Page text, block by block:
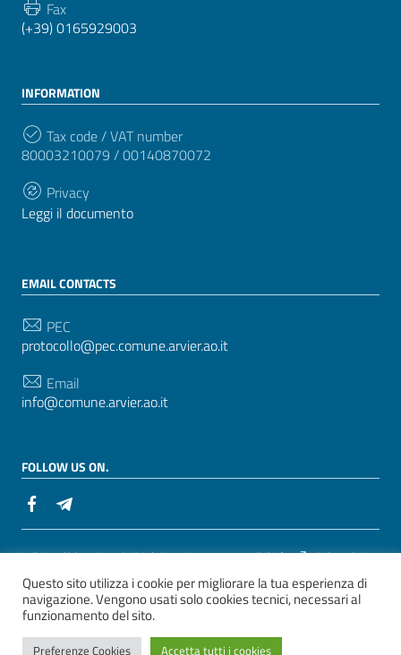
Fax
(+39) 0165929003
INFORMATION
Tax code / VAT number
80003210079 / 00140870072
Privacy
Leggi il documento
EMAIL CONTACTS
PEC
protocollo@pec.comune.arvier.ao.it
Email
info@comune.arvier.ao.it
FOLLOW US ON.
Useful Links Section
Whistelblowing | Dichiarazione accessibilità
| Graphic
theme ItaliaWP2 | Based on the AgID Prototype for
PA sites
ver. 2
Questo sito utilizza i cookie per migliorare la tua esperienza di
navigazione. Vengono usati solo cookies tecnici, necessari al
funzionamento del sito.
Preferenze Cookies Accetta tutti i cookies